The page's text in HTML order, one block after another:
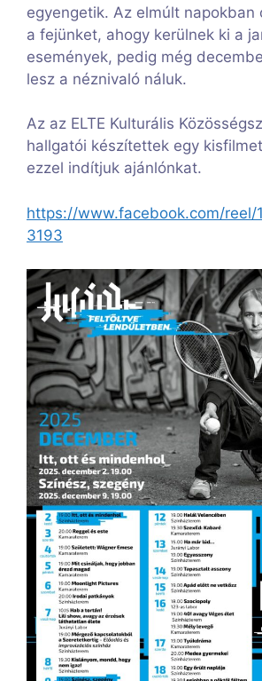
egyengetik. Az elmúlt napokban
a fejünket, ahogy kerülnek ki a
események, pedig még
lesz a néznivaló náluk.
Az az ELTE Kulturális
hallgatói készítettek egy
ezzel indítjuk ajánlónkat.
https://www.facebook.com/reel/
3193